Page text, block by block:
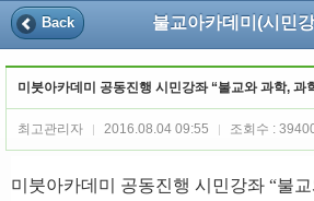
Back 불교아카데미(시민
미붓아카데미 공동진행 시민강좌 “불교와 과학, 과
최고관리자 2016.08.04 09:55 조회수 :
미붓아카데미 공동진행 시민강좌 “불